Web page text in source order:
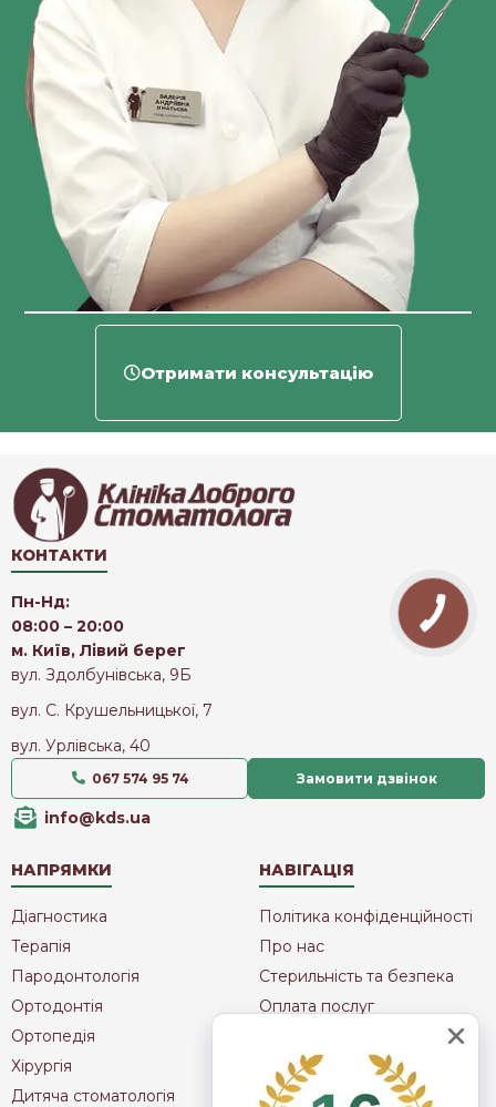
Отримати консультацію
КОНТАКТИ
Пн-Нд:
08:00 – 20:00
м. Київ, Лівий берег
вул. Здолбунівська, 9Б
вул. С. Крушельницької, 7
вул. Урлівська, 40
067 574 95 74 Замовити дзвінок
info@kds.ua
НАПРЯМКИ
Діагностика
Терапія
Пародонтологія
Ортодонтія
Ортопедія
Хірургія
Дитяча стоматологія
НАВІГАЦІЯ
Політика конфіденційності
Про нас
Стерильність та безпека
Оплата послуг
Публічна Оферта
Контакти